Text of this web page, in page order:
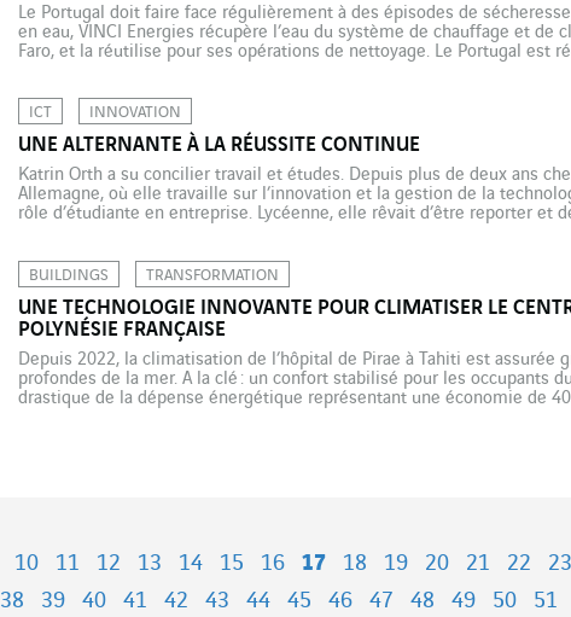
Le Portugal doit faire face régulièrement à des épisodes de
en eau, VINCI Energies récupère l’eau du système de chauffage et de
Faro, et la réutilise pour ses opérations de nettoyage. Le Portugal est
ICT INNOVATION
UNE ALTERNANTE À LA RÉUSSITE CONTINUE
Katrin Orth a su concilier travail et études. Depuis plus de deux ans
Allemagne, où elle travaille sur l’innovation et la gestion de la
rôle d’étudiante en entreprise. Lycéenne, elle rêvait d’être reporter et
BUILDINGS TRANSFORMATION
UNE TECHNOLOGIE INNOVANTE POUR CLIMATISER LE
POLYNÉSIE FRANÇAISE
Depuis 2022, la climatisation de l’hôpital de Pirae à Tahiti est assurée
profondes de la mer. A la clé : un confort stabilisé pour les occupants
drastique de la dépense énergétique représentant une économie de
10 11 12 13 14 15 16 17 18 19 20 21 22 23
38 39 40 41 42 43 44 45 46 47 48 49 50 51